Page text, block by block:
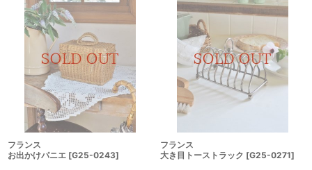
フランス
お出かけパニエ [G25-0243]
フランス
大き目トーストラック [G25-0271]